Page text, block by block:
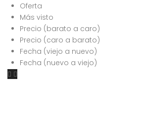
Oferta
Más visto
Precio (barato a caro)
Precio (caro a barato)
Fecha (viejo a nuevo)
Fecha (nuevo a viejo)